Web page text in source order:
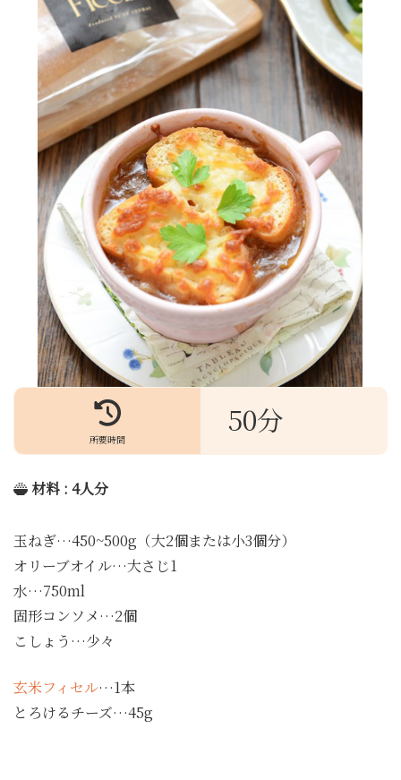
所要時間
50分
材料 : 4人分
玉ねぎ…450~500g（大2個または小3個分）
オリーブオイル…大さじ1
水…750ml
固形コンソメ…2個
こしょう…少々
玄米フィセル…1本
とろけるチーズ…45g